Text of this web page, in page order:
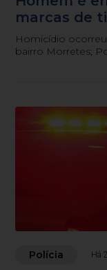
marcas de
Homicídio
bairro Morretes;
Polícia Há